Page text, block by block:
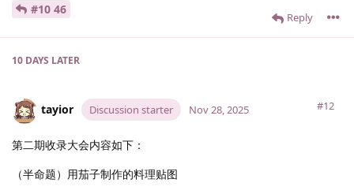
#10 46
Reply
10 DAYS LATER
tayior Discussion starter #12
Nov 28, 2025
第二期收录大会内容如下：
（半命题）用茄子制作的料理贴图